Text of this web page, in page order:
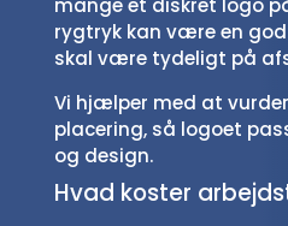
rygtryk kan være en
skal være tydeligt på
Vi hjælper med at
placering, så logoet
og design.
Hvad koster